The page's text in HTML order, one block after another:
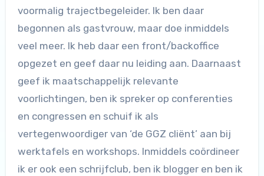
voormalig trajectbegeleider. Ik ben daar
begonnen als gastvrouw, maar doe inmiddels
veel meer. Ik heb daar een front/backoffice
opgezet en geef daar nu leiding aan. Daarnaast
geef ik maatschappelijk relevante
voorlichtingen, ben ik spreker op conferenties
en congressen en schuif ik als
vertegenwoordiger van ‘de GGZ cliënt’ aan bij
werktafels en workshops. Inmiddels coördineer
ik er ook een schrijfclub, ben ik blogger en ben ik